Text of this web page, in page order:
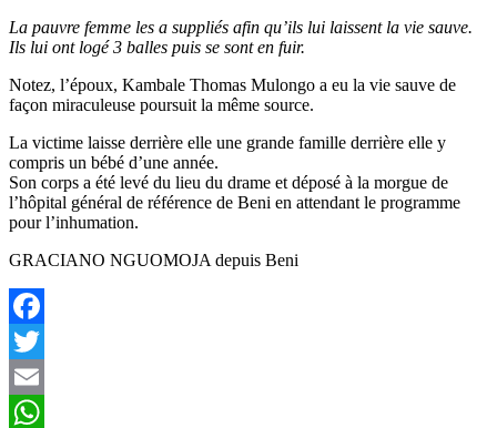
La pauvre femme les a suppliés afin qu’ils lui laissent la vie sauve.
Ils lui ont logé 3 balles puis se sont en fuir.
Notez, l’époux, Kambale Thomas Mulongo a eu la vie sauve de
façon miraculeuse poursuit la même source.
La victime laisse derrière elle une grande famille derrière elle y
compris un bébé d’une année.
Son corps a été levé du lieu du drame et déposé à la morgue de
l’hôpital général de référence de Beni en attendant le programme
pour l’inhumation.
GRACIANO NGUOMOJA depuis Beni
Facebook
Twitter
Email